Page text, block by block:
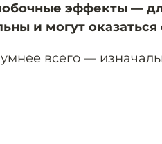
эффекты —
и могут
всего —